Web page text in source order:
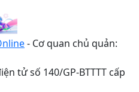
- Cơ quan chủ quản:
tử số 140/GP-BTTTT cấp